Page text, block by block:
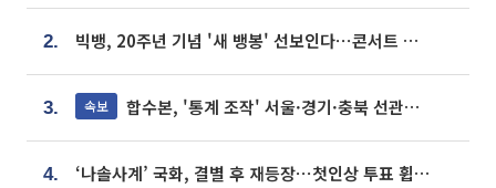
2. 빅뱅, 20주년 기념 '새 뱅봉' 선보인다⋯콘서트 앞두고 팝업 개최
3. 속보 합수본, '통계 조작' 서울·경기·충북 선관위 등 추가 압수수색
4. ‘나솔사계’ 국화, 결별 후 재등장⋯첫인상 투표 휩쓸고 ‘인기녀’ 등극